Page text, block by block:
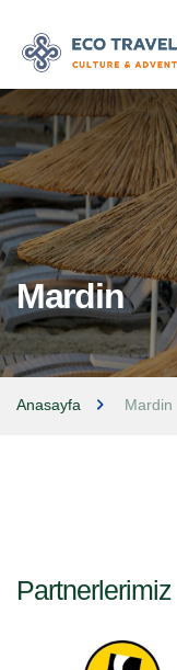
Mardin
Anasayfa Mardin
Partnerlerimiz